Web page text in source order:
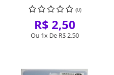
(0)
R$ 2,50
Ou 1x De R$ 2,50